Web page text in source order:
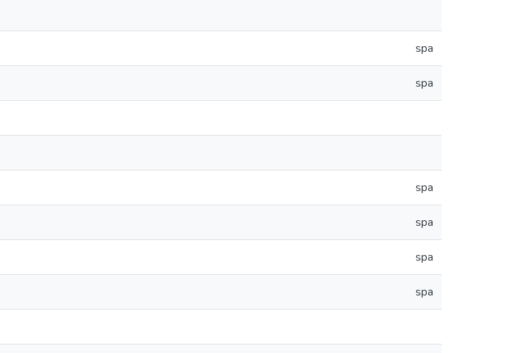
spa
spa
spa
spa
spa
spa